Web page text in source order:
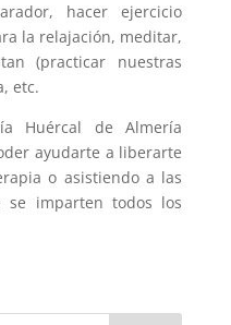
hacer ejercicio
la relajación, meditar,
(practicar nuestras
etc.
Huércal de Almería
ayudarte a liberarte
o asistiendo a las
se imparten todos los